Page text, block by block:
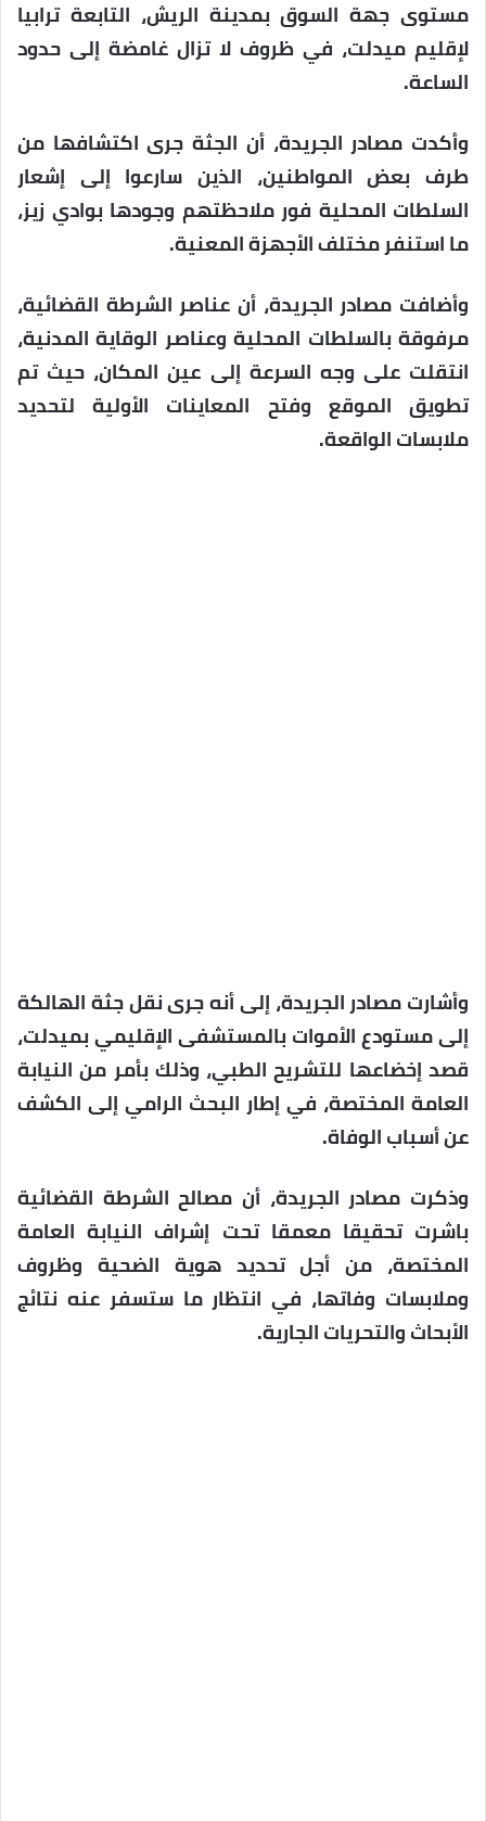
مستوى جهة السوق بمدينة الريش، التابعة ترابيا
لإقليم ميدلت، في ظروف لا تزال غامضة إلى حدود
الساعة.
وأكدت مصادر الجريدة، أن الجثة جرى اكتشافها من
طرف بعض المواطنين، الذين سارعوا إلى إشعار
السلطات المحلية فور ملاحظتهم وجودها بوادي زيز،
ما استنفر مختلف الأجهزة المعنية.
وأضافت مصادر الجريدة، أن عناصر الشرطة القضائية،
مرفوقة بالسلطات المحلية وعناصر الوقاية المدنية،
انتقلت على وجه السرعة إلى عين المكان، حيث تم
تطويق الموقع وفتح المعاينات الأولية لتحديد
ملابسات الواقعة.
وأشارت مصادر الجريدة، إلى أنه جرى نقل جثة الهالكة
إلى مستودع الأموات بالمستشفى الإقليمي بميدلت،
قصد إخضاعها للتشريح الطبي، وذلك بأمر من النيابة
العامة المختصة، في إطار البحث الرامي إلى الكشف
عن أسباب الوفاة.
وذكرت مصادر الجريدة، أن مصالح الشرطة القضائية
باشرت تحقيقا معمقا تحت إشراف النيابة العامة
المختصة، من أجل تحديد هوية الضحية وظروف
وملابسات وفاتها، في انتظار ما ستسفر عنه نتائج
الأبحاث والتحريات الجارية.